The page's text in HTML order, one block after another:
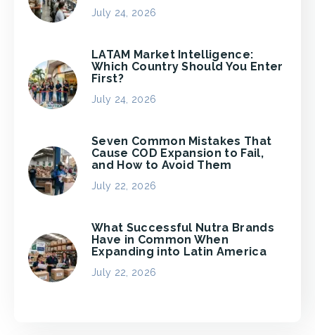
July 24, 2026
LATAM Market Intelligence:
Which Country Should You Enter
First?
July 24, 2026
Seven Common Mistakes That
Cause COD Expansion to Fail,
and How to Avoid Them
July 22, 2026
What Successful Nutra Brands
Have in Common When
Expanding into Latin America
July 22, 2026